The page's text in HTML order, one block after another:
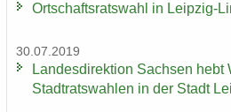
Ort­schafts­rats­wahl in Leipzig-​
30.07.2019
Lan­des­di­rek­ti­on Sach­sen hebt
Stadt­rats­wah­len in der Stadt